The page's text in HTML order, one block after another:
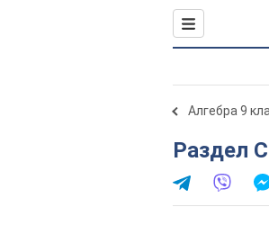
Алгебра 9
Раздел